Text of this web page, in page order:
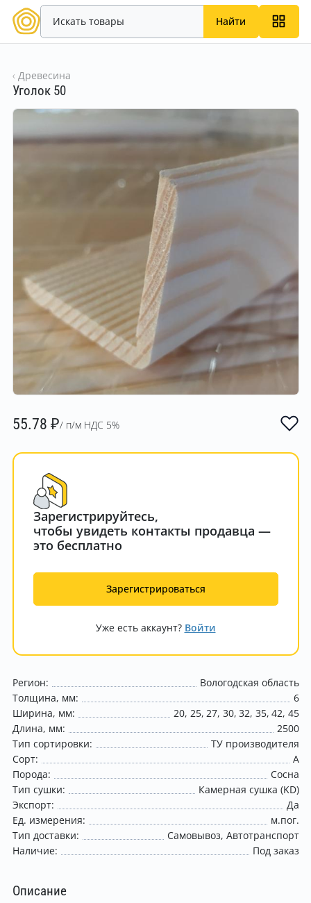
Найти
Древесина
Уголок 50
Регион:
Вологодская область
Толщина, мм:
6
Ширина, мм:
20 25 27 30 32 35 42 45
Длина, мм:
2500
Тип сортировки:
ТУ производителя
Сорт:
A
Порода:
Сосна
Тип сушки:
Камерная сушка (KD)
Экспорт:
Да
Ед. измерения:
м.пог.
Тип доставки:
Самовывоз Автотранспорт
Наличие:
Под заказ
Описание
55.78 ₽/ п/м НДС 5%
Зарегистрируйтесь,
чтобы увидеть контакты продавца —
это бесплатно
Зарегистрироваться
Уже есть аккаунт? Войти